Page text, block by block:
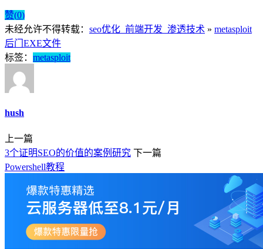
赞(0)
未经允许不得转载： seo优化_前端开发_渗透技术 » metasploit
后门EXE文件
标签： metasploit
hush
上一篇
3个证明SEO的价值的案例研究 下一篇
Powershell教程